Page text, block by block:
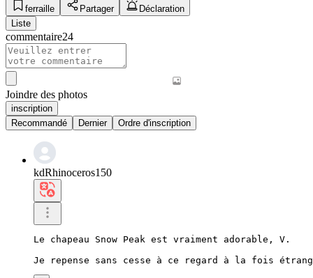
ferraille Partager
Déclaration
Liste
commentaire24
Joindre des photos
inscription
Recommandé
Dernier Ordre d'inscription
kdRhinoceros150
Le chapeau Snow Peak est vraiment adorable, V.
Je repense sans cesse à ce regard à la fois